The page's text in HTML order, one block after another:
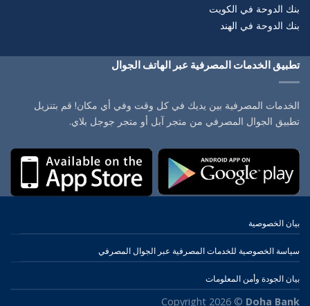
بنك الدوحة في الكويت
بنك الدوحة في الهند
تطبيق الخدمات المصرفية عبر الهاتف الجوال
الخدمات المصرفية بين يديك في كل وقت وفي أي مكان! قم بتنزيل
تطبيق الجوال المصرفي من متجر آبل أو متجر جوجل بلاي.
بيان الخصوصية
سياسة الخصوصية للخدمات المصرفية عبر الجوال المصرفي
بيان الجودة وأمن المعلومات
Copyright 2026 © Doha Bank